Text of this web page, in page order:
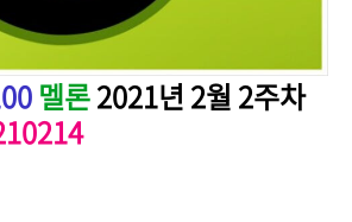
멜론2021년 2월 2주차